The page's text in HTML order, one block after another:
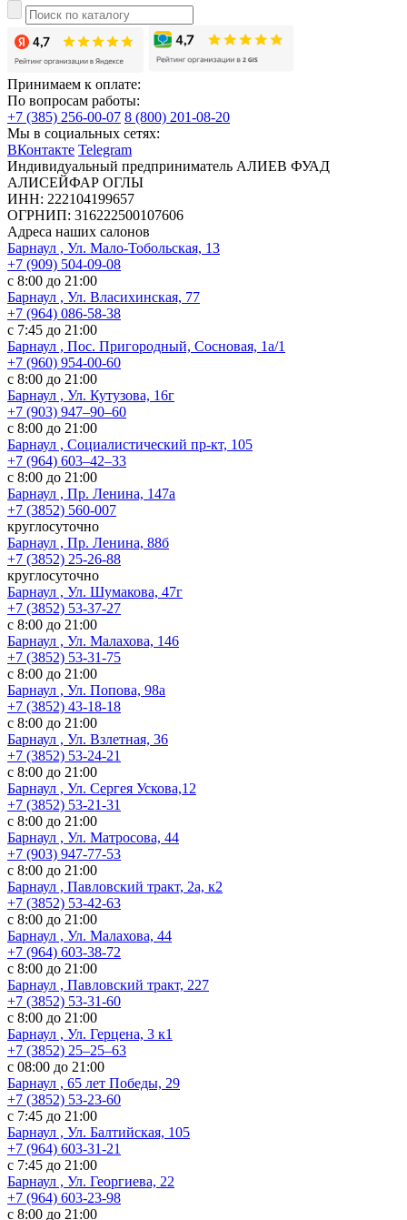
Принимаем к оплате:
По вопросам работы:
+7 (385) 256-00-07 8 (800) 201-08-20
Мы в социальных сетях:
ВКонтакте Telegram
Индивидуальный предприниматель АЛИЕВ ФУАД
АЛИСЕЙФАР ОГЛЫ
ИНН: 222104199657
ОГРНИП: 316222500107606
Адреса наших салонов
Барнаул , Ул. Мало-Тобольская, 13
+7 (909) 504-09-08
с 8:00 до 21:00
Барнаул , Ул. Власихинская, 77
+7 (964) 086-58-38
с 7:45 до 21:00
Барнаул , Пос. Пригородный, Сосновая, 1а/1
+7 (960) 954-00-60
с 8:00 до 21:00
Барнаул , Ул. Кутузова, 16г
+7 (903) 947‒90‒60
с 8:00 до 21:00
Барнаул , Социалистический пр-кт, 105
+7 (964) 603‒42‒33
с 8:00 до 21:00
Барнаул , Пр. Ленина, 147а
+7 (3852) 560-007
круглосуточно
Барнаул , Пр. Ленина, 88б
+7 (3852) 25-26-88
круглосуточно
Барнаул , Ул. Шумакова, 47г
+7 (3852) 53-37-27
с 8:00 до 21:00
Барнаул , Ул. Малахова, 146
+7 (3852) 53-31-75
с 8:00 до 21:00
Барнаул , Ул. Попова, 98а
+7 (3852) 43-18-18
с 8:00 до 21:00
Барнаул , Ул. Взлетная, 36
+7 (3852) 53-24-21
с 8:00 до 21:00
Барнаул , Ул. Сергея Ускова,12
+7 (3852) 53-21-31
с 8:00 до 21:00
Барнаул , Ул. Матросова, 44
+7 (903) 947-77-53
с 8:00 до 21:00
Барнаул , Павловский тракт, 2а, к2
+7 (3852) 53-42-63
с 8:00 до 21:00
Барнаул , Ул. Малахова, 44
+7 (964) 603-38-72
с 8:00 до 21:00
Барнаул , Павловский тракт, 227
+7 (3852) 53-31-60
с 8:00 до 21:00
Барнаул , Ул. ​Герцена, 3 к1
+7 (3852) 25‒25‒63
с 08:00 до 21:00
Барнаул , 65 лет Победы, 29
+7 (3852) 53-23-60
с 7:45 до 21:00
Барнаул , Ул. Балтийская, 105
+7 (964) 603-31-21
с 7:45 до 21:00
Барнаул , Ул. Георгиева, 22
+7 (964) 603-23-98
с 8:00 до 21:00